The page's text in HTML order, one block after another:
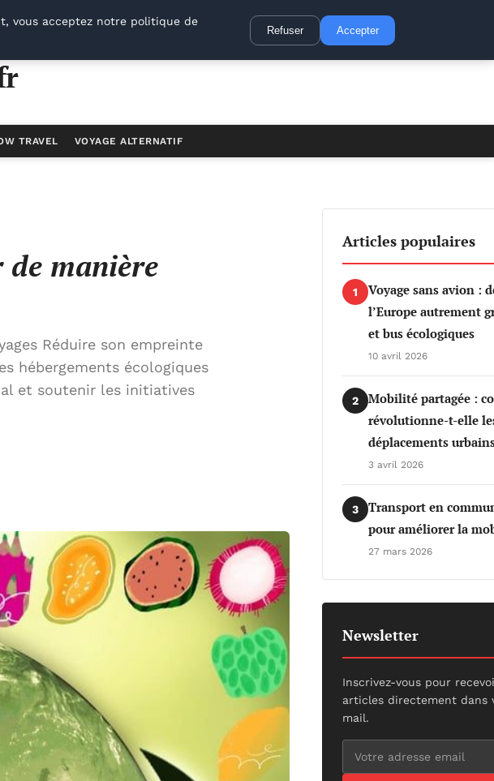
TRAVEL VOYAGE ALTERNATIF
manière
Réduire son empreinte
hébergements écologiques
et soutenir les initiatives
Articles populaires
1
Voyage sans avion :
l’Europe autrement
et bus écologiques
10 avril 2026
2
Mobilité partagée :
révolutionne-t-elle
déplacements
3 avril 2026
3
Transport en
pour améliorer la
27 mars 2026
Newsletter
Inscrivez-vous pour
articles directement dans
mail.
vous acceptez notre politique de
Refuser Accepter